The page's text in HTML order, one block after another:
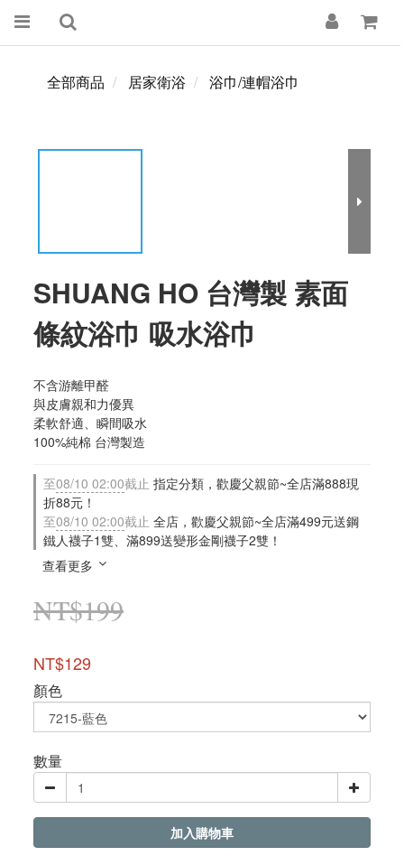
全部商品 居家衛浴 浴巾/連帽浴巾
SHUANG HO 台灣製 素面
條紋浴巾 吸水浴巾
不含游離甲醛
與皮膚親和力優異
柔軟舒適、瞬間吸水
100%純棉 台灣製造
至08/10 02:00截止 指定分類，歡慶父親節~全店滿888現
折88元！
至08/10 02:00截止 全店，歡慶父親節~全店滿499元送鋼
鐵人襪子1雙、滿899送變形金剛襪子2雙！
查看更多
NT$199
NT$129
顏色
數量
加入購物車